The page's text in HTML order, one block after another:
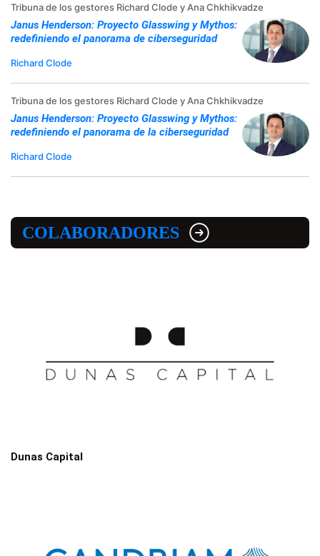
Tribuna de los gestores Richard Clode y Ana Chkhikvadze
Janus Henderson: Proyecto Glasswing y Mythos:
redefiniendo el panorama de ciberseguridad
Richard Clode
Tribuna de los gestores Richard Clode y Ana Chkhikvadze
Janus Henderson: Proyecto Glasswing y Mythos:
redefiniendo el panorama de la ciberseguridad
Richard Clode
COLABORADORES
Dunas Capital